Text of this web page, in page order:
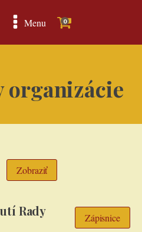
Menu 0
organizácie
Zobraziť
Rady
Zápisnice